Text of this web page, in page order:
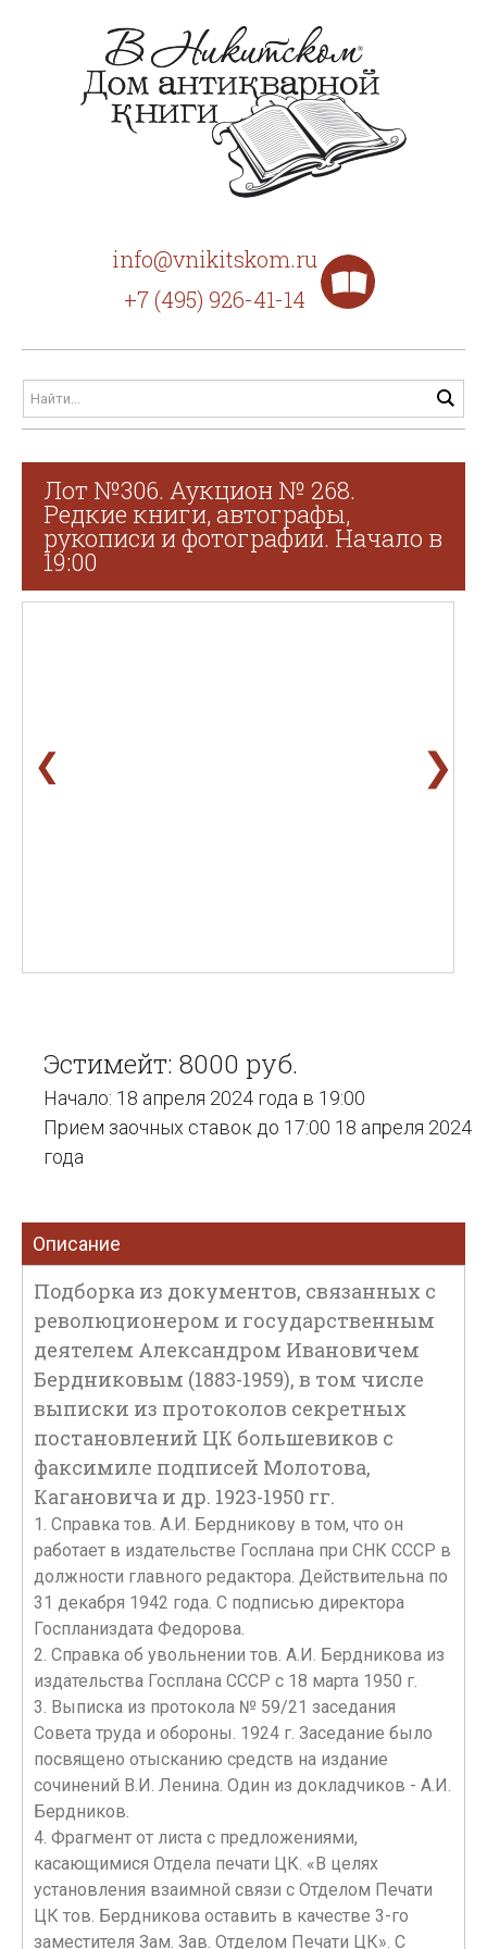
info@vnikitskom.ru
+7 (495) 926-41-14
Лот №306. Аукцион № 268.
Редкие книги, автографы,
рукописи и фотографии. Начало в
19:00
❮ ❯
Эстимейт: 8000 руб.
Начало: 18 апреля 2024 года в 19:00
Прием заочных ставок до 17:00 18 апреля 2024
года
Описание
Подборка из документов, связанных с
революционером и государственным
деятелем Александром Ивановичем
Бердниковым (1883-1959), в том числе
выписки из протоколов секретных
постановлений ЦК большевиков с
факсимиле подписей Молотова,
Кагановича и др. 1923-1950 гг.
1. Справка тов. А.И. Бердникову в том, что он
работает в издательстве Госплана при СНК СССР в
должности главного редактора. Действительна по
31 декабря 1942 года. С подписью директора
Госпланиздата Федорова.
2. Справка об увольнении тов. А.И. Бердникова из
издательства Госплана СССР с 18 марта 1950 г.
3. Выписка из протокола № 59/21 заседания
Совета труда и обороны. 1924 г. Заседание было
посвящено отысканию средств на издание
сочинений В.И. Ленина. Один из докладчиков - А.И.
Бердников.
4. Фрагмент от листа с предложениями,
касающимися Отдела печати ЦК. «В целях
установления взаимной связи с Отделом Печати
ЦК тов. Бердникова оставить в качестве 3-го
заместителя Зам. Зав. Отделом Печати ЦК». С